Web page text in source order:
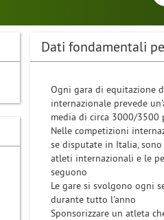
Dati fondamentali
Ogni gara di equitazione
internazionale prevede
media di circa 3000/3500
Nelle competizioni
se disputate in Italia,
atleti internazionali e le
seguono
Le gare si svolgono ogni
durante tutto l'anno
Sponsorizzare un atleta